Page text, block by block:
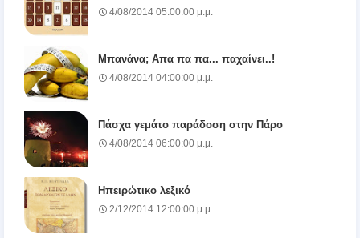
4/08/2014 05:00:00 μ.μ.
Μπανάνα; Απα πα πα... παχαίνει..!
4/08/2014 04:00:00 μ.μ.
Πάσχα γεμάτο παράδοση στην Πάρο
4/08/2014 06:00:00 μ.μ.
Ηπειρώτικο λεξικό
2/12/2014 12:00:00 μ.μ.